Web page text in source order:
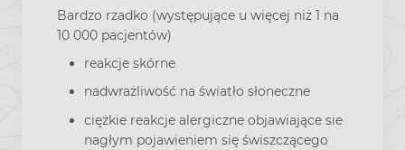
Bardzo rzadko (występujące u więcej niż 1 na
10 000 pacjentów)
reakcje skórne
nadwrażliwość na światło słoneczne
ciężkie reakcje alergiczne objawiające sie
nagłym pojawieniem się świszczącego